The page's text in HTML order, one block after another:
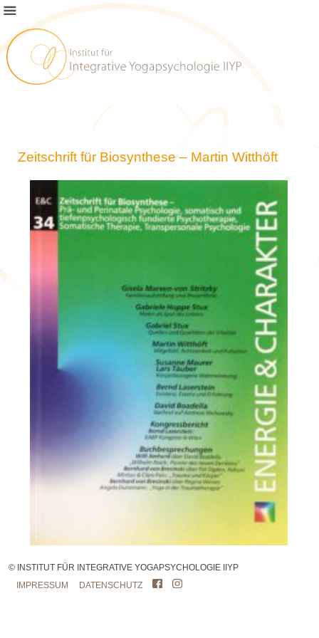
Zeitschrift für Biosynthese – Martin Witthöft
© INSTITUT FÜR INTEGRATIVE YOGAPSYCHOLOGIE IIYP
IMPRESSUM DATENSCHUTZ